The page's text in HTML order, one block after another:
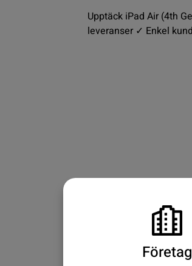
Upptäck iPad Air (4th
leveranser ✓ Enkel
Företag